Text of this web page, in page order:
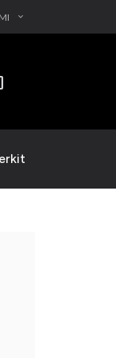
EXPAND_MORE